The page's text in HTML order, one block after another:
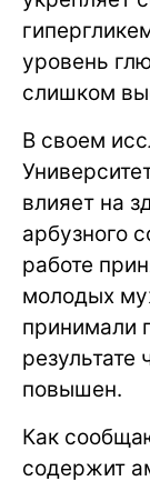
уровень
слишком
В своем
влияет на
арбузного
работе
молодых
принимали
результате
повышен.
Как
содержит